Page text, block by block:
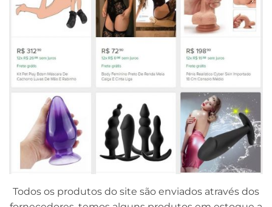
Todos os produtos do site são enviados através dos